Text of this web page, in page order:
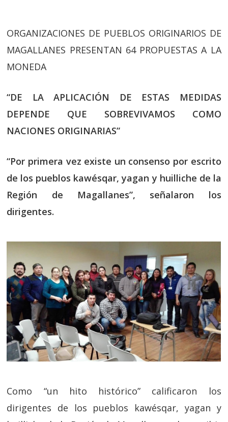
ORGANIZACIONES DE PUEBLOS ORIGINARIOS DE
MAGALLANES PRESENTAN 64 PROPUESTAS A LA
MONEDA
“DE LA APLICACIÓN DE ESTAS MEDIDAS
DEPENDE QUE SOBREVIVAMOS COMO
NACIONES ORIGINARIAS”
“Por primera vez existe un consenso por escrito
de los pueblos kawésqar, yagan y huilliche de la
Región de Magallanes”, señalaron los
dirigentes.
Como “un hito histórico” calificaron los
dirigentes de los pueblos kawésqar, yagan y